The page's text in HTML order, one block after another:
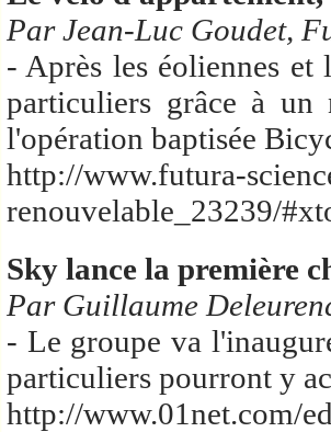
Par Jean-Luc Goudet,
- Après les éoliennes et
particuliers grâce à un
l'opération baptisée
http://www.futura-
renouvelable_23239/
Sky lance la première
Par Guillaume
- Le groupe va
particuliers pourront y
http://www.01net.com/